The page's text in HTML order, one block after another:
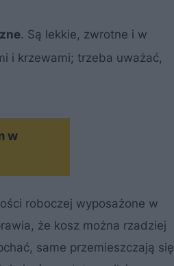
. Są lekkie, zwrotne i w
i krzewami; trzeba uważać,
w
roboczej wyposażone w
że kosz można rzadziej
same przemieszczają się